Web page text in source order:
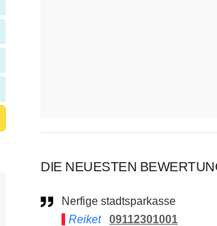
DIE NEUESTEN
Nerfige stadtsparkasse
Reiket
09112301001